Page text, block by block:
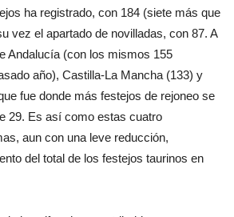
ha registrado, con 184 (siete más que
vez el apartado de novilladas, con 87. A
Andalucía (con los mismos 155
año), Castilla-La Mancha (133) y
fue donde más festejos de rejoneo se
29. Es así como estas cuatro
aun con una leve reducción,
del total de los festejos taurinos en